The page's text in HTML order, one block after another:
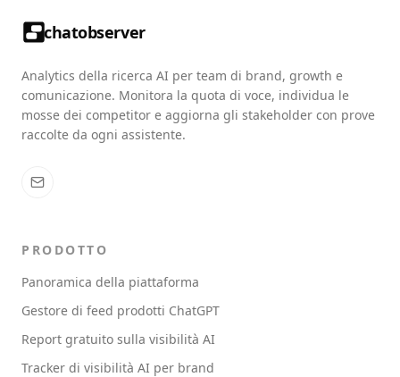
chatobserver
Analytics della ricerca AI per team di brand, growth e
comunicazione. Monitora la quota di voce, individua le
mosse dei competitor e aggiorna gli stakeholder con prove
raccolte da ogni assistente.
PRODOTTO
Panoramica della piattaforma
Gestore di feed prodotti ChatGPT
Report gratuito sulla visibilità AI
Tracker di visibilità AI per brand